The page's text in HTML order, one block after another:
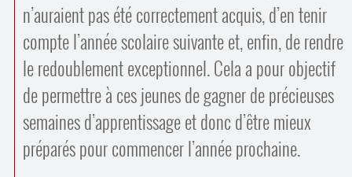
n’auraient pas été correctement acquis, d’en tenir
compte l’année scolaire suivante et, enfin, de rendre
le redoublement exceptionnel. Cela a pour objectif
de permettre à ces jeunes de gagner de précieuses
semaines d’apprentissage et donc d’être mieux
préparés pour commencer l’année prochaine.